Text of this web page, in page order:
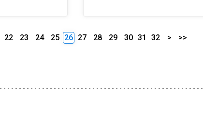
22 23 24 25 26 27 28 29 30 31 32 > >>